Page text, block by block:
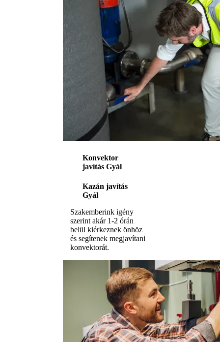
Konvektor
javítás Gyál
Kazán javítás
Gyál
Szakemberink igény
szerint akár 1-2 órán
belül kiérkeznek önhöz
és segítenek megjavítani
konvektorát.